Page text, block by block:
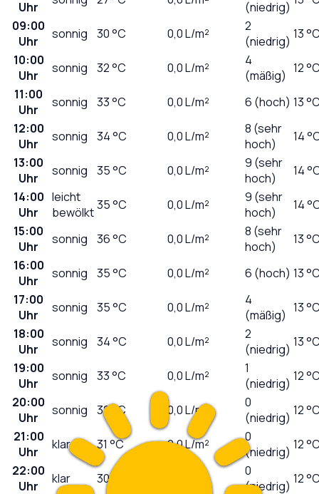
Uhr
(niedrig)
09:00
Uhr
sonnig 30°C 0,0L/m²
2
(niedrig) 13
10:00
Uhr
sonnig 32°C 0,0L/m²
4
(mäßig) 12
11:00
Uhr
sonnig 33°C 0,0L/m² 6 (hoch) 13
12:00
Uhr
sonnig 34°C 0,0L/m²
8 (sehr
hoch)
14
13:00
Uhr
sonnig 35°C 0,0L/m²
9 (sehr
hoch)
14
14:00
Uhr
leicht
bewölkt35°C 0,0L/m²
9 (sehr
hoch)
14
15:00
Uhr
sonnig 36°C 0,0L/m²
8 (sehr
hoch)
13
16:00
Uhr
sonnig 35°C 0,0L/m² 6 (hoch) 13
17:00
Uhr
sonnig 35°C 0,0L/m²
4
(mäßig) 13
18:00
Uhr
sonnig 34°C 0,0L/m²
2
(niedrig) 13
19:00
Uhr
sonnig 33°C 0,0L/m²
1
(niedrig) 12
20:00
Uhr
sonnig 32°C 0,0L/m²
0
(niedrig) 12
21:00
Uhr
klar 31 °C 0,0L/m²
0
(niedrig) 12
22:00
Uhr
klar 30°C L/m²
0
(niedrig) 12